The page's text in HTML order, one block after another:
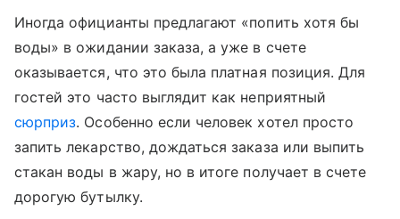
Иногда официанты предлагают «попить хотя бы
воды» в ожидании заказа, а уже в счете
оказывается, что это была платная позиция. Для
гостей это часто выглядит как неприятный
сюрприз. Особенно если человек хотел просто
запить лекарство, дождаться заказа или выпить
стакан воды в жару, но в итоге получает в счете
дорогую бутылку.